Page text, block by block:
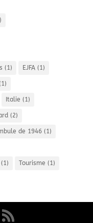
(1) EJFA(1)
Italie (1)
(2)
de 1946(1)
Tourisme (1)